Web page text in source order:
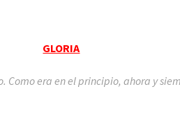
GLORIA
Como era en el principio, ahora y